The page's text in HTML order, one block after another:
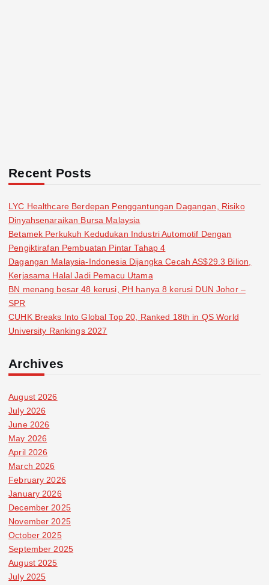
Recent Posts
LYC Healthcare Berdepan Penggantungan Dagangan, Risiko
Dinyahsenaraikan Bursa Malaysia
Betamek Perkukuh Kedudukan Industri Automotif Dengan
Pengiktirafan Pembuatan Pintar Tahap 4
Dagangan Malaysia-Indonesia Dijangka Cecah AS$29.3 Bilion,
Kerjasama Halal Jadi Pemacu Utama
BN menang besar 48 kerusi, PH hanya 8 kerusi DUN Johor –
SPR
CUHK Breaks Into Global Top 20, Ranked 18th in QS World
University Rankings 2027
Archives
August 2026
July 2026
June 2026
May 2026
April 2026
March 2026
February 2026
January 2026
December 2025
November 2025
October 2025
September 2025
August 2025
July 2025